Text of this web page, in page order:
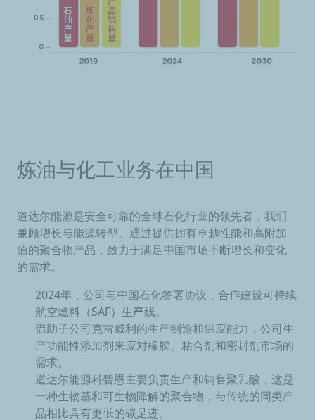
炼油与化工业务在中国
道达尔能源是安全可靠的全球石化行业的领先者，我们
兼顾增长与能源转型。通过提供拥有卓越性能和高附加
值的聚合物产品，致力于满足中国市场不断增长和变化
的需求。
2024年，公司与中国石化签署协议，合作建设可持续
航空燃料（SAF）生产线。
借助子公司克雷威利的生产制造和供应能力，公司生
产功能性添加剂来应对橡胶、粘合剂和密封剂市场的
需求。
道达尔能源科碧恩主要负责生产和销售聚乳酸，这是
一种生物基和可生物降解的聚合物，与传统的同类产
品相比具有更低的碳足迹。